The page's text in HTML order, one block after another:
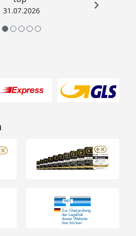
31.07.2026